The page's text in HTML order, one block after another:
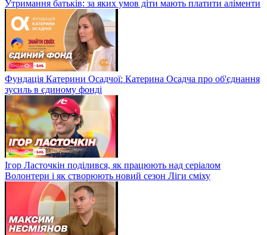
Утримання батьків: за яких умов діти мають платити аліменти
Фундація Катерини Осадчої: Катерина Осадча про об'єднання
зусиль в єдиному фонді
Ігор Ласточкін поділився, як працюють над серіалом
Волонтери і як створюють новий сезон Ліги сміху